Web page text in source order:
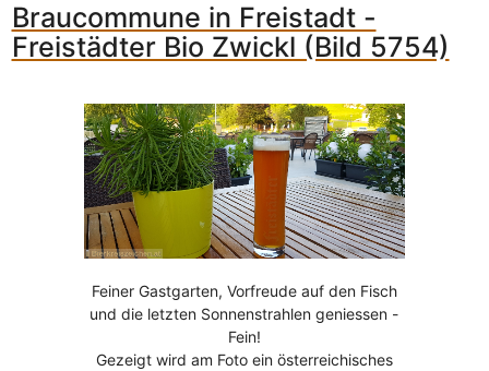
Braucommune in Freistadt -
Freistädter Bio Zwickl (Bild 5754)
Feiner Gastgarten, Vorfreude auf den Fisch
und die letzten Sonnenstrahlen geniessen -
Fein!
Gezeigt wird am Foto ein österreichisches